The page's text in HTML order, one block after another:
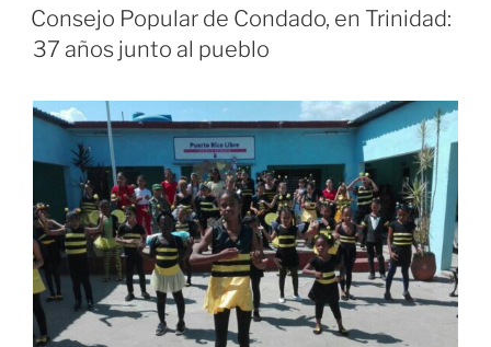
de
El
Algarrobo,
el
Plan
Turquino
de
Trinidad
(+
Fotos)»
EL
Consejo Popular de Condado, en Trinidad:
37 años junto al pueblo